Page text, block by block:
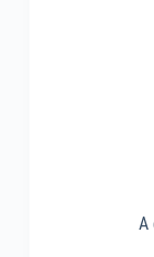
A